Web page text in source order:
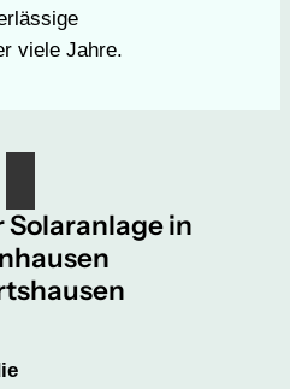
viele Jahre.
Solaranlage in